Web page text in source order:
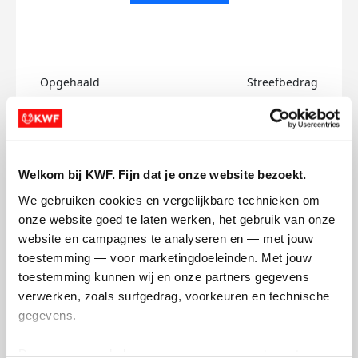
Welkom bij KWF. Fijn dat je onze website bezoekt.
We gebruiken cookies en vergelijkbare technieken om
onze website goed te laten werken, het gebruik van onze
website en campagnes te analyseren en — met jouw
toestemming — voor marketingdoeleinden. Met jouw
toestemming kunnen wij en onze partners gegevens
verwerken, zoals surfgedrag, voorkeuren en technische
gegevens.
Opgehaald Streefbedrag
Jemma's badges